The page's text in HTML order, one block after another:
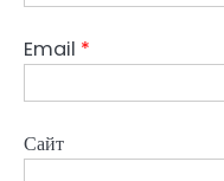
Email *
Сайт